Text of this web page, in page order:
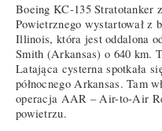
Boeing KC-135 Stratotanker
Powietrznego wystartował z
Illinois, która jest oddalona
Smith (Arkansas) o 640 km.
Latająca cysterna spotkała
północnego Arkansas. Tam
operacja AAR – Air-to-Air
powietrzu.